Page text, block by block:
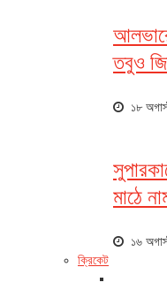
তবুও
১৮
মাঠে
১৬
ক্রিকেট